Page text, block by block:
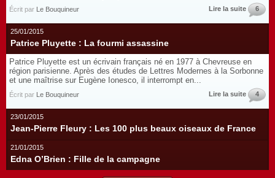
Écrit par Le Bouquineur Lire la suite 6
25/01/2015
Patrice Pluyette : La fourmi assassine
Patrice Pluyette est un écrivain français né en 1977 à Chevreuse en
région parisienne. Après des études de Lettres Modernes à la Sorbonne
et une maîtrise sur Eugène Ionesco, il interrompt en...
Écrit par Le Bouquineur Lire la suite 4
23/01/2015
Jean-Pierre Fleury : Les 100 plus beaux oiseaux de France
21/01/2015
Edna O’Brien : Fille de la campagne